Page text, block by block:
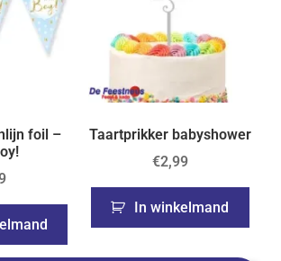
foil –
Taartprikker babyshower
€2,99
In winkelmand